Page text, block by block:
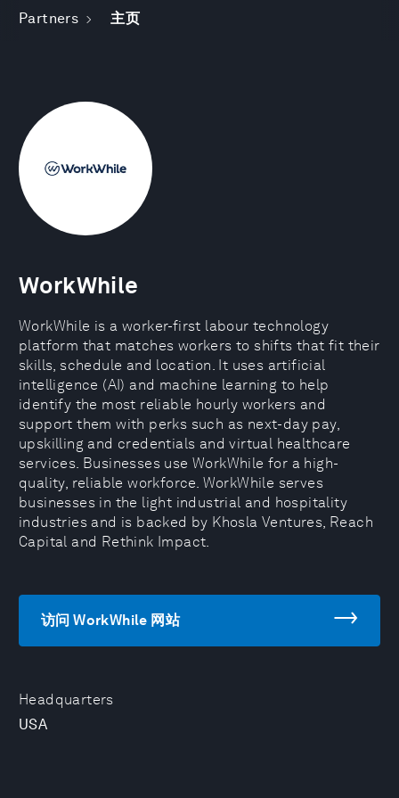
Partners 主页
Headquarters
USA
WorkWhile
WorkWhile is a worker-first labour technology
platform that matches workers to shifts that fit their
skills, schedule and location. It uses artificial
intelligence (AI) and machine learning to help
identify the most reliable hourly workers and
support them with perks such as next-day pay,
upskilling and credentials and virtual healthcare
services. Businesses use WorkWhile for a high-
quality, reliable workforce. WorkWhile serves
businesses in the light industrial and hospitality
industries and is backed by Khosla Ventures, Reach
Capital and Rethink Impact.
访问 WorkWhile 网站